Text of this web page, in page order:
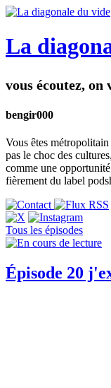
La
vous écoutez, on
bengir000
Vous êtes
pas le choc des
comme une
fièrement du label
Tous les épisodes
Épisode 20